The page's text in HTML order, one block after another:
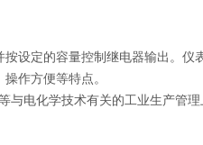
设定的容量控制继电器输出。仪
作方便等特点。
电化学技术有关的工业生产管理